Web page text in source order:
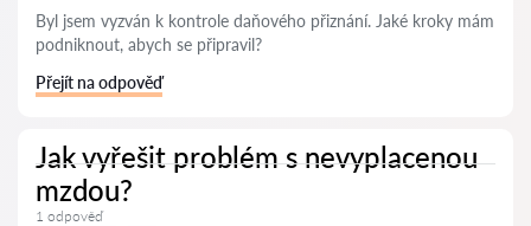
Byl jsem vyzván k kontrole daňového přiznání. Jaké kroky mám
podniknout, abych se připravil?
Přejít na odpověď
Jak vyřešit problém s nevyplacenou
mzdou?
1 odpověď